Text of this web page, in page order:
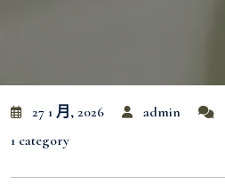
27 1 月, 2026 admin
1 category